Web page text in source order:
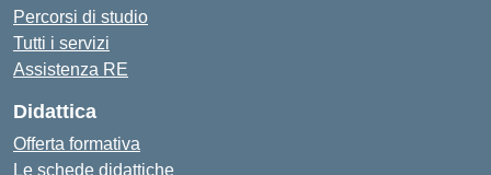
Percorsi di studio
Tutti i servizi
Assistenza RE
Didattica
Offerta formativa
Le schede didattiche